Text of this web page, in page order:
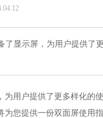
了显示屏，为用户提供了
用户提供了更多样化的
您提供一份双面屏使用